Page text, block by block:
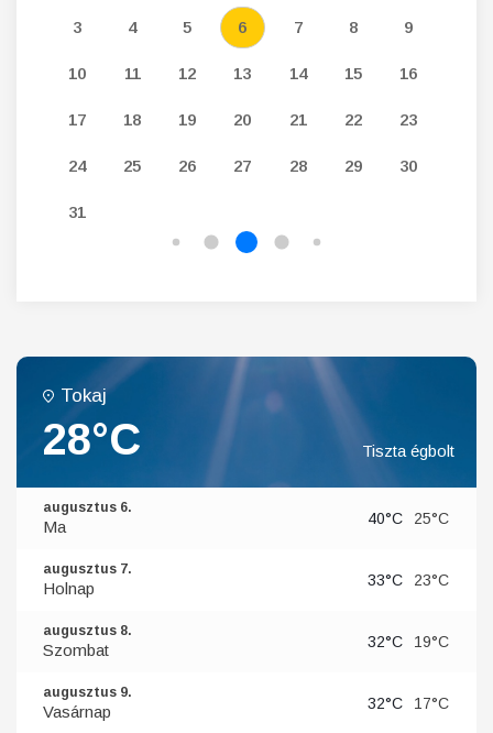
3 4 5 6 7 8 9
10 11 12 13 14 15 16
17 18 19 20 21 22 23
24 25 26 27 28 29 30
31
Tokaj
28°C Tiszta égbolt
augusztus 6.
Ma 40°C 25°C
augusztus 7.
Holnap 33°C 23°C
augusztus 8.
Szombat 32°C 19°C
augusztus 9.
Vasárnap 32°C 17°C